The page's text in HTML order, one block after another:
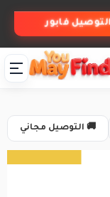
فابور
🚚 التوصيل مجاني